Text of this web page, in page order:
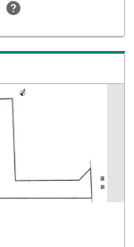
います。新築購入
時00分～午後6時30
話でのお問い合わせ
話ボタンをタッ
い。